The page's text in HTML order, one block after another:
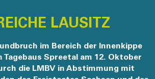
LAUSITZ
im Bereich der Innenkippe
Tagebaus Spreetal am 12. Oktober
die LMBV in Abstimmung mit